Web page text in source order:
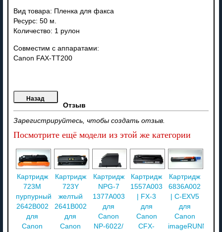
Вид товара: Пленка для факса
Ресурс: 50 м.
Количество: 1 рулон
Совместим с аппаратами:
Canon FAX-TT200
Отзыв
Зарегистрируйтесь, чтобы создать отзыв.
Посмотрите ещё модели из этой же категории
Картридж
723M
пурпурный
2642B002
для
Canon
Картридж
723Y
желтый
2641B002
для
Canon
Картридж
NPG-7
1377A003
для
Canon
NP-6022/
Картридж
1557A003
| FX-3
для
Canon
CFX-
Картридж
6836A002
| C-EXV5
для
Canon
imageRUNNER